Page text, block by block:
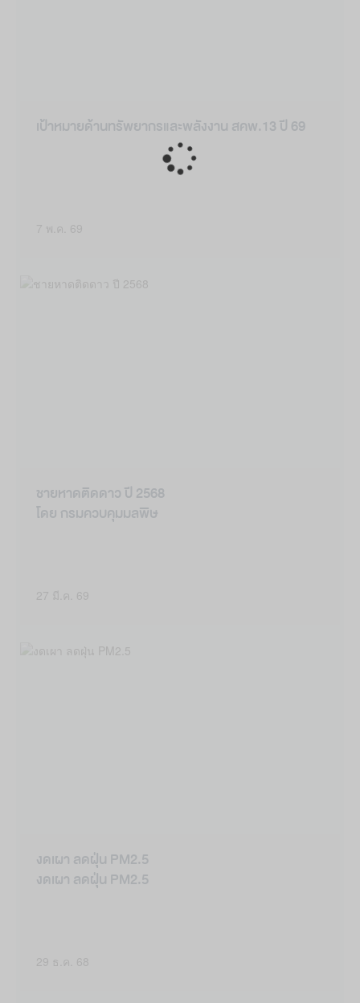
เป้าหมายด้านทรัพยากรและพลังงาน สคพ.13 ปี 69
ชายหาดติดดาว ปี 2568
โดย กรมควบคุมมลพิษ
งดเผา ลดฝุ่น PM2.5
งดเผา ลดฝุ่น PM2.5